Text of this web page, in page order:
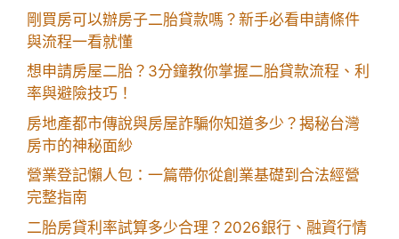
剛買房可以辦房子二胎貸款嗎？新手必看申請條件
與流程一看就懂
想申請房屋二胎？3分鐘教你掌握二胎貸款流程、利
率與避險技巧！
房地產都市傳說與房屋詐騙你知道多少？揭秘台灣
房市的神秘面紗
營業登記懶人包：一篇帶你從創業基礎到合法經營
完整指南
二胎房貸利率試算多少合理？2026銀行、融資行情